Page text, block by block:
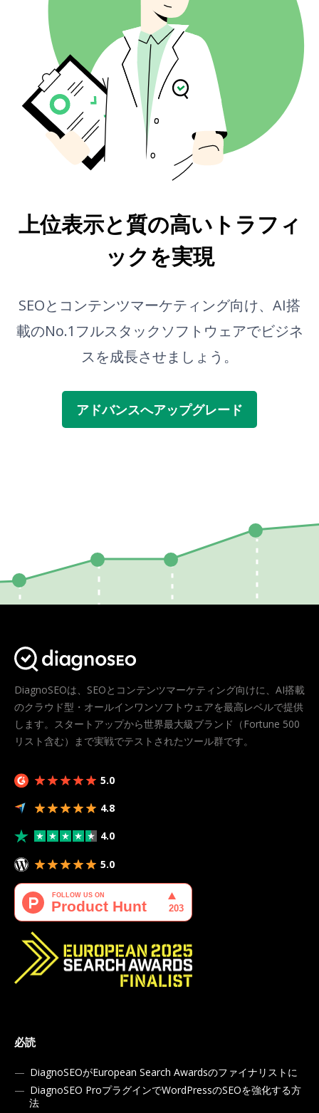
オートコンプリート
バックリンクの場所
リンク元TLD
大量バックリンクチェック
AI見出し生成
AIアウトライン生成
翻訳ツール
スニペットプレビュー
ブログアイデア生成
上位表示と質の高いトラフィ
ックを実現
SEOとコンテンツマーケティング向け、AI搭
載のNo.1フルスタックソフトウェアでビジネ
スを成長させましょう。
アドバンスへアップグレード
DiagnoSEOは、SEOとコンテンツマーケティング向けに、AI搭載
のクラウド型・オールインワンソフトウェアを最高レベルで提供
します。スタートアップから世界最大級ブランド（Fortune 500
リスト含む）まで実戦でテストされたツール群です。
5.0
4.8
4.0
5.0
必読
DiagnoSEOがEuropean Search Awardsのファイナリストに
DiagnoSEO ProプラグインでWordPressのSEOを強化する方
法